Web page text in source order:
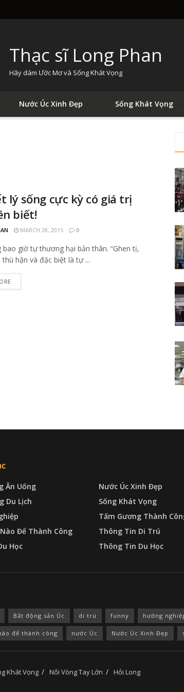
Thạc sĩ Long Phan
Hãy dám Ước Mơ và Sống Khát Vọng
Nước Úc Xinh Đẹp Sống Khát Vọng
lý sống cực kỳ có giá trị
biết!
MARCH 28, 2015 0
giờ tự thương hại bản thân. “Ghen tị,
hận và đặc biệt là tự ...
Ăn Uống
Du Lịch
Để Thành Công
Học
Nước Úc Xinh Đẹp
Sống Khát Vọng
Tấm Gương Thành
Thông Tin Di Trú
Thông Tin Du Học
Bất động sản Úc di trú funny hướng
để thành công nước Úc Nước Úc Xinh Đẹp
Khát Vọng Nối Vòng Tay Lớn Hỏi Long